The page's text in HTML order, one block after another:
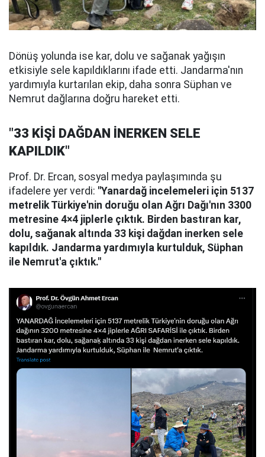
Dönüş yolunda ise kar, dolu ve sağanak yağışın
etkisiyle sele kapıldıklarını ifade etti. Jandarma'nın
yardımıyla kurtarılan ekip, daha sonra Süphan ve
Nemrut dağlarına doğru hareket etti.
"33 KİŞİ DAĞDAN İNERKEN SELE
KAPILDIK"
Prof. Dr. Ercan, sosyal medya paylaşımında şu
ifadelere yer verdi: "Yanardağ incelemeleri için 5137
metrelik Türkiye'nin doruğu olan Ağrı Dağı'nın 3300
metresine 4×4 jiplerle çıktık. Birden bastıran kar,
dolu, sağanak altında 33 kişi dağdan inerken sele
kapıldık. Jandarma yardımıyla kurtulduk, Süphan
ile Nemrut'a çıktık."